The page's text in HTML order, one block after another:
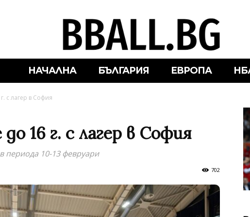
НАЧАЛНА БЪЛГАРИЯ ЕВРОПА
с лагер в София
16 г. с лагер в София
периода 10-13 февруари
702